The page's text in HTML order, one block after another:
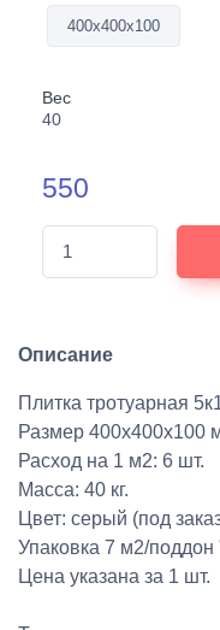
400х400х100
Вес
40
550
Описание
Плитка тротуарная
Размер 400х400х100
Расход на 1 м2: 6 шт.
Масса: 40 кг.
Цвет: серый (под
Упаковка 7 м2/
Цена указана за 1 шт.